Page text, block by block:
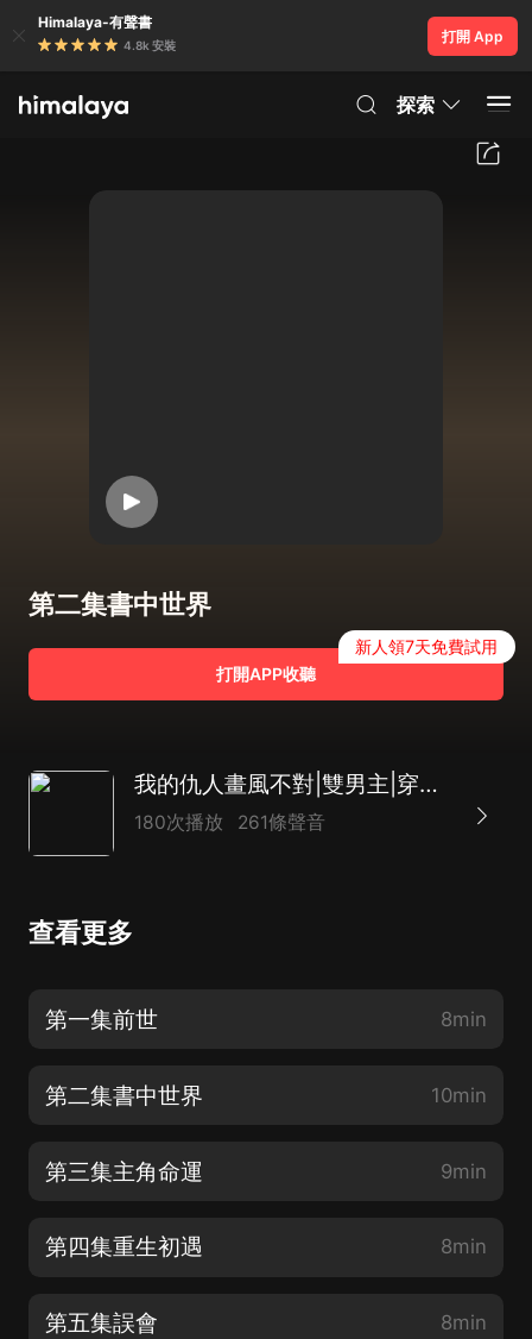
Himalaya-有聲書
4.8k 安裝
打開 App
探索
第二集書中世界
打開APP收聽
新人領7天免費試用
我的仇人畫風不對|雙男主|穿越修仙|多人有聲書
180次播放 261條聲音
查看更多
第一集前世 8min
第二集書中世界 10min
第三集主角命運 9min
第四集重生初遇 8min
第五集誤會 8min